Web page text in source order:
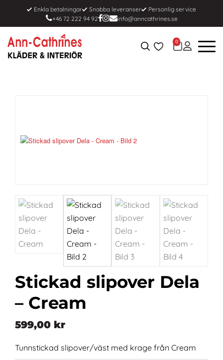
+46 72 222 94 92
Enkla betalningar Snabba leveranser
Personlig service
info@anncathrines.se
0
Stickad slipover Dela
– Cream
599,00 kr
Tunnstickad slipover/väst med krage från Cream